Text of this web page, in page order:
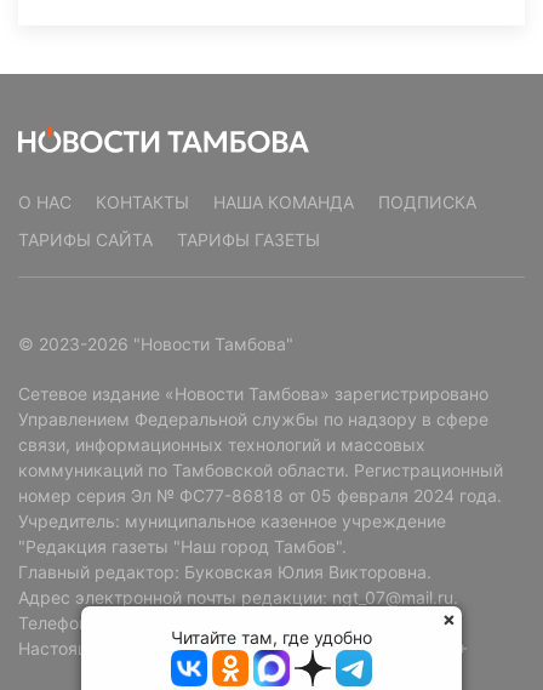
О НАС КОНТАКТЫ НАША КОМАНДА
ПОДПИСКА
ТАРИФЫ САЙТА
ТАРИФЫ ГАЗЕТЫ
© 2023-2026 "Новости Тамбова"
Сетевое издание «Новости Тамбова» зарегистрировано
Управлением Федеральной службы по надзору в сфере
связи, информационных технологий и массовых
коммуникаций по Тамбовской области. Регистрационный
номер серия Эл № ФС77-86818 от 05 февраля 2024 года.
Учредитель: муниципальное казенное учреждение
"Редакция газеты "Наш город Тамбов".
Главный редактор: Буковская Юлия Викторовна.
Адрес электронной почты редакции: ngt_07@mail.ru.
Телефон редакции: +7 (4752) 72-69-37.
Настоящий ресурс может содержать материалы 18+
Читайте там, где удобно